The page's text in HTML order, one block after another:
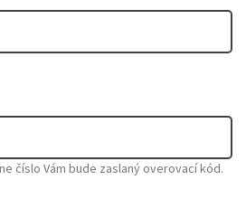
číslo Vám bude zaslaný overovací kód.